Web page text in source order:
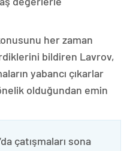
her zaman
bildiren Lavrov,
yabancı çıkarlar
olduğundan emin
çatışmaları sona